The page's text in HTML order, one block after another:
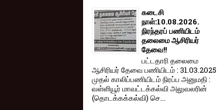
கடைசி
நாள்:10.08.2026.
நிரந்தரப் பணியிடம்
தலைமை ஆசிரியர்
தேவை!!
பட்டதாரி தலைமை
ஆசிரியர் தேவை பணியிடம் : 31.03.2025
முதல் காலிப்பணியிடம் நிரப்ப அனுமதி :
வள்ளியூர் மாவட்டக்கல்வி அலுவலரின்
(தொடக்கக்கல்வி) செ...